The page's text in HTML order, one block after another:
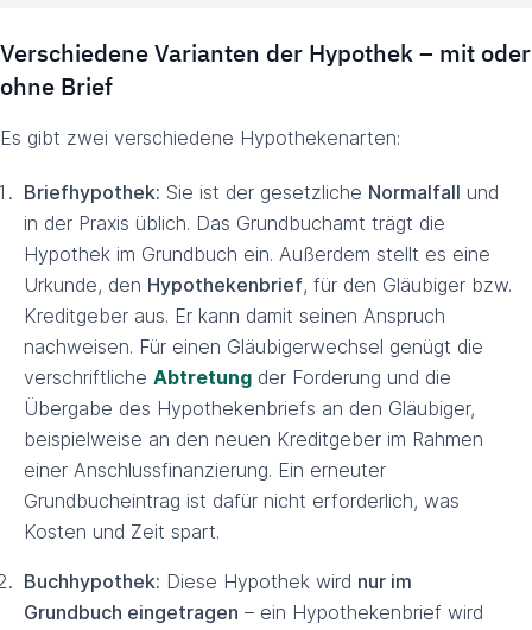
Verschiedene Varianten der Hypothek – mit oder
ohne Brief
Es gibt zwei verschiedene Hypothekenarten:
Briefhypothek: Sie ist der gesetzliche Normalfall und
in der Praxis üblich. Das Grundbuchamt trägt die
Hypothek im Grundbuch ein. Außerdem stellt es eine
Urkunde, den Hypothekenbrief, für den Gläubiger bzw.
Kreditgeber aus. Er kann damit seinen Anspruch
nachweisen. Für einen Gläubigerwechsel genügt die
verschriftliche Abtretung der Forderung und die
Übergabe des Hypothekenbriefs an den Gläubiger,
beispielweise an den neuen Kreditgeber im Rahmen
einer Anschlussfinanzierung. Ein erneuter
Grundbucheintrag ist dafür nicht erforderlich, was
Kosten und Zeit spart.
Buchhypothek: Diese Hypothek wird nur im
Grundbuch eingetragen – ein Hypothekenbrief wird